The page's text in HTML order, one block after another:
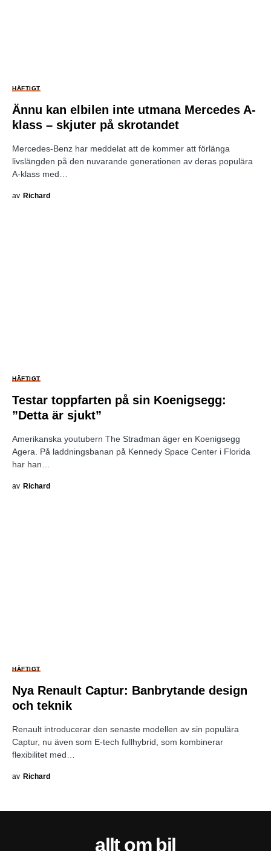
HÄFTIGT
Ännu kan elbilen inte utmana Mercedes A-
klass – skjuter på skrotandet
Mercedes-Benz har meddelat att de kommer att förlänga
livslängden på den nuvarande generationen av deras populära
A-klass med…
av Richard
HÄFTIGT
Testar toppfarten på sin Koenigsegg:
”Detta är sjukt”
Amerikanska youtubern The Stradman äger en Koenigsegg
Agera. På laddningsbanan på Kennedy Space Center i Florida
har han…
av Richard
HÄFTIGT
Nya Renault Captur: Banbrytande design
och teknik
Renault introducerar den senaste modellen av sin populära
Captur, nu även som E-tech fullhybrid, som kombinerar
flexibilitet med…
av Richard
allt om bil